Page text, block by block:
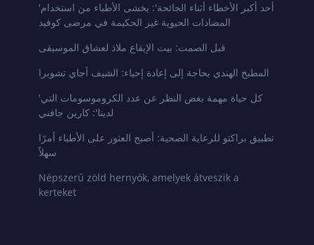
'أحد أكبر الأخطاء أثناء الجائحة': يخشى الأطباء من استخدام
المضادات الحيوية غير الحكيمة في مرضى كوفيد
قبل الصمت: بيت الإيقاع ملاذ لعشاق الموسيقى
المطبخ الهندي بحاجة إلى إعادة إحياء: الشيف أجاي تشوبرا
'كل حياة مهمة بغض النظر عن عدد الكروموسومات التي
لدينا': كارين جافني
تطبيق براكتو للرعاية الصحية: أصبح العثور على الأطباء أمرًا
سهلاً
Népszerű zöld hernyók, amelyek átveszik a
kerteket